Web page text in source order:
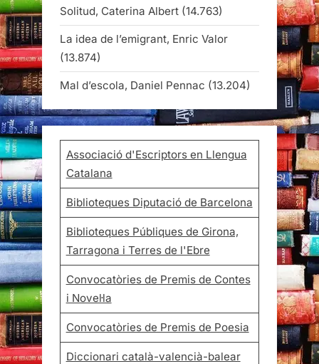
Solitud, Caterina Albert (14.763)
La idea de l’emigrant, Enric Valor
(13.874)
Mal d’escola, Daniel Pennac (13.204)
Associació d'Escriptors en Llengua
Catalana
Biblioteques Diputació de Barcelona
Biblioteques Públiques de Girona,
Tarragona i Terres de l'Ebre
Convocatòries de Premis de Contes
i Novel·la
Convocatòries de Premis de Poesia
Diccionari català-valencià-balear